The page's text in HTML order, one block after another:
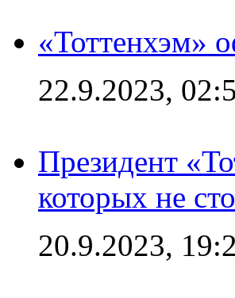
«Тоттенхэм»
22.9.2023,
Президент
которых не
20.9.2023,